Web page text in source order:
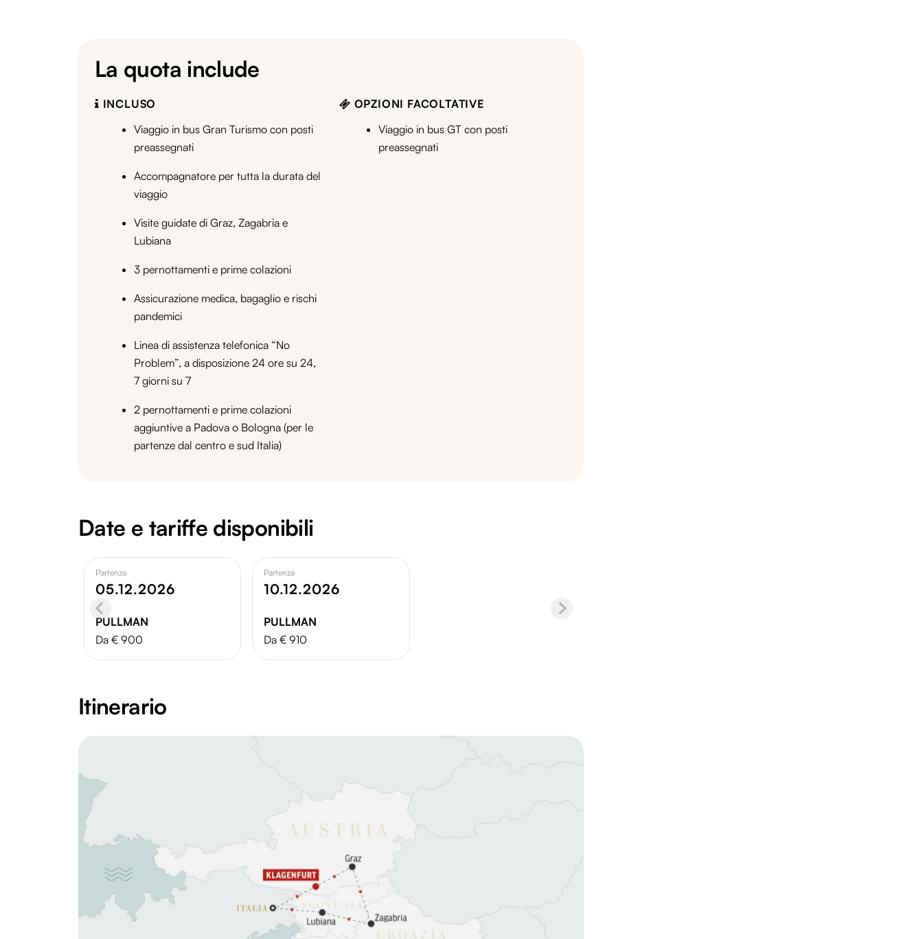
La quota include
INCLUSO
Viaggio in bus Gran Turismo con posti
preassegnati
Accompagnatore per tutta la durata del
viaggio
Visite guidate di Graz, Zagabria e
Lubiana
3 pernottamenti e prime colazioni
Assicurazione medica, bagaglio e rischi
pandemici
Linea di assistenza telefonica “No
Problem”, a disposizione 24 ore su 24,
7 giorni su 7
2 pernottamenti e prime colazioni
aggiuntive a Padova o Bologna (per le
partenze dal centro e sud Italia)
OPZIONI FACOLTATIVE
Viaggio in bus GT con posti
preassegnati
Date e tariffe disponibili
Partenza
05.12.2026
PULLMAN
Da € 900
Partenza
10.12.2026
PULLMAN
Da € 910
Itinerario